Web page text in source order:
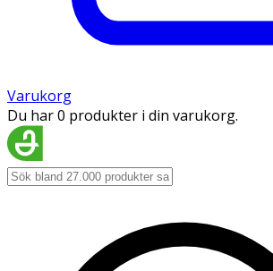
Varukorg
Du har 0 produkter i din varukorg.